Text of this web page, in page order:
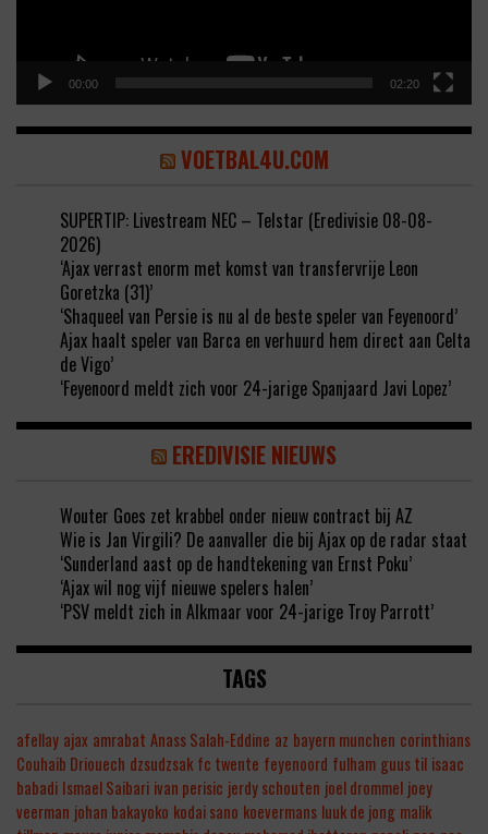
00:00 02:20
VOETBAL4U.COM
SUPERTIP: Livestream NEC – Telstar (Eredivisie 08-08-
2026)
‘Ajax verrast enorm met komst van transfervrije Leon
Goretzka (31)’
‘Shaqueel van Persie is nu al de beste speler van Feyenoord’
Ajax haalt speler van Barca en verhuurd hem direct aan Celta
de Vigo’
‘Feyenoord meldt zich voor 24-jarige Spanjaard Javi Lopez’
EREDIVISIE NIEUWS
Wouter Goes zet krabbel onder nieuw contract bij AZ
Wie is Jan Virgili? De aanvaller die bij Ajax op de radar staat
‘Sunderland aast op de handtekening van Ernst Poku’
‘Ajax wil nog vijf nieuwe spelers halen’
‘PSV meldt zich in Alkmaar voor 24-jarige Troy Parrott’
TAGS
afellay ajax amrabat Anass Salah-Eddine az bayern munchen corinthians
Couhaib Driouech dzsudzsak fc twente feyenoord fulham guus til isaac
babadi Ismael Saibari ivan perisic jerdy schouten joel drommel joey
veerman johan bakayoko kodai sano koevermans luuk de jong malik